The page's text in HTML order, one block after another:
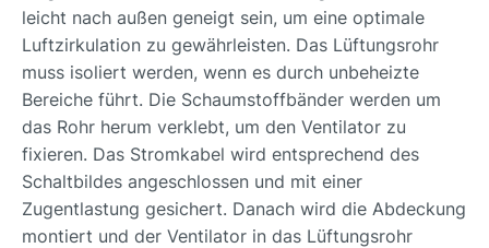
leicht nach außen geneigt sein, um eine optimale
Luftzirkulation zu gewährleisten. Das Lüftungsrohr
muss isoliert werden, wenn es durch unbeheizte
Bereiche führt. Die Schaumstoffbänder werden um
das Rohr herum verklebt, um den Ventilator zu
fixieren. Das Stromkabel wird entsprechend des
Schaltbildes angeschlossen und mit einer
Zugentlastung gesichert. Danach wird die Abdeckung
montiert und der Ventilator in das Lüftungsrohr